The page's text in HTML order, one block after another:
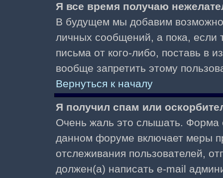
Я все время получаю
В будущем мы добавим
личных сообщений, а пока, если
письма от кого-либо, поставь в
вообще запретить этому
Вернуться к началу
Я получил спам или
Очень жаль это слышать. Форма
данном форуме включает меры
отслеживания пользователей,
должен(а) написать e-mail